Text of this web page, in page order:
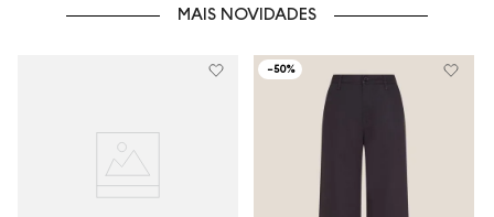
MAIS NOVIDADES
-50%